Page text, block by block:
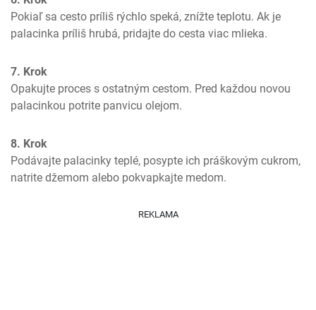
Pokiaľ sa cesto príliš rýchlo speká, znížte teplotu. Ak je
palacinka príliš hrubá, pridajte do cesta viac mlieka.
7. Krok
Opakujte proces s ostatným cestom. Pred každou novou
palacinkou potrite panvicu olejom.
8. Krok
Podávajte palacinky teplé, posypte ich práškovým cukrom,
natrite džemom alebo pokvapkajte medom.
REKLAMA